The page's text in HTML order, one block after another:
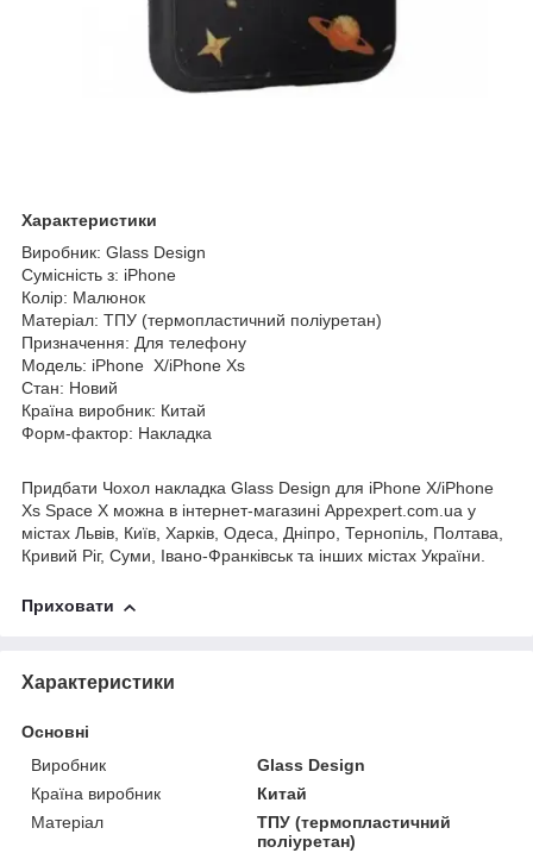
Характеристики
Виробник: Glass Design
Сумісність з: iPhone
Колір: Малюнок
Матеріал: ТПУ (термопластичний поліуретан)
Призначення: Для телефону
Модель: iPhone X/iPhone Xs
Стан: Новий
Країна виробник: Китай
Форм-фактор: Накладка
Придбати Чохол накладка Glass Design для iPhone X/iPhone
Xs Space X можна в інтернет-магазині Appexpert.com.ua у
містах Львів, Київ, Харків, Одеса, Дніпро, Тернопіль, Полтава,
Кривий Ріг, Суми, Івано-Франківськ та інших містах України.
Приховати
Характеристики
Основні
Виробник
Glass Design
Країна виробник
Китай
Матеріал
ТПУ (термопластичний
поліуретан)